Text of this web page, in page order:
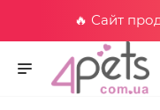
🔥 Сайт